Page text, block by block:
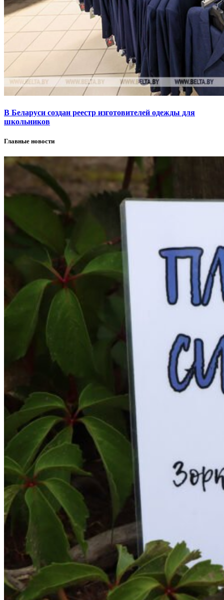
В Беларуси создан реестр изготовителей одежды для
школьников
Главные новости